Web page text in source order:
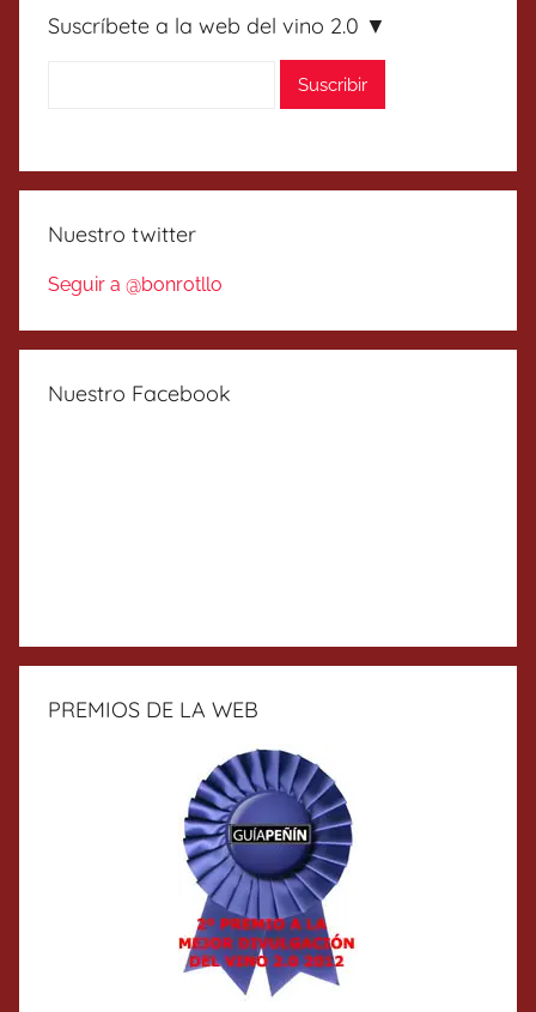
Suscríbete a la web del vino 2.0 ▼
Nuestro twitter
Seguir a @bonrotllo
Nuestro Facebook
PREMIOS DE LA WEB